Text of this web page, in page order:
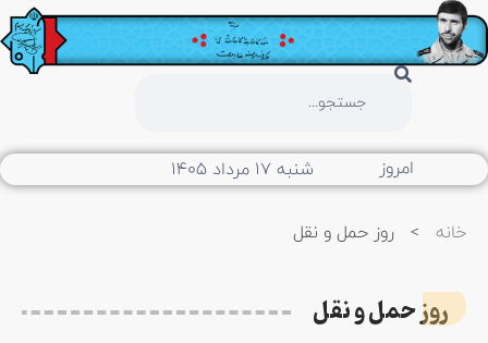
امروز شنبه ۱۷ مرداد ۱۴۰۵
خانه > روز حمل و نقل
روز حمل و نقل